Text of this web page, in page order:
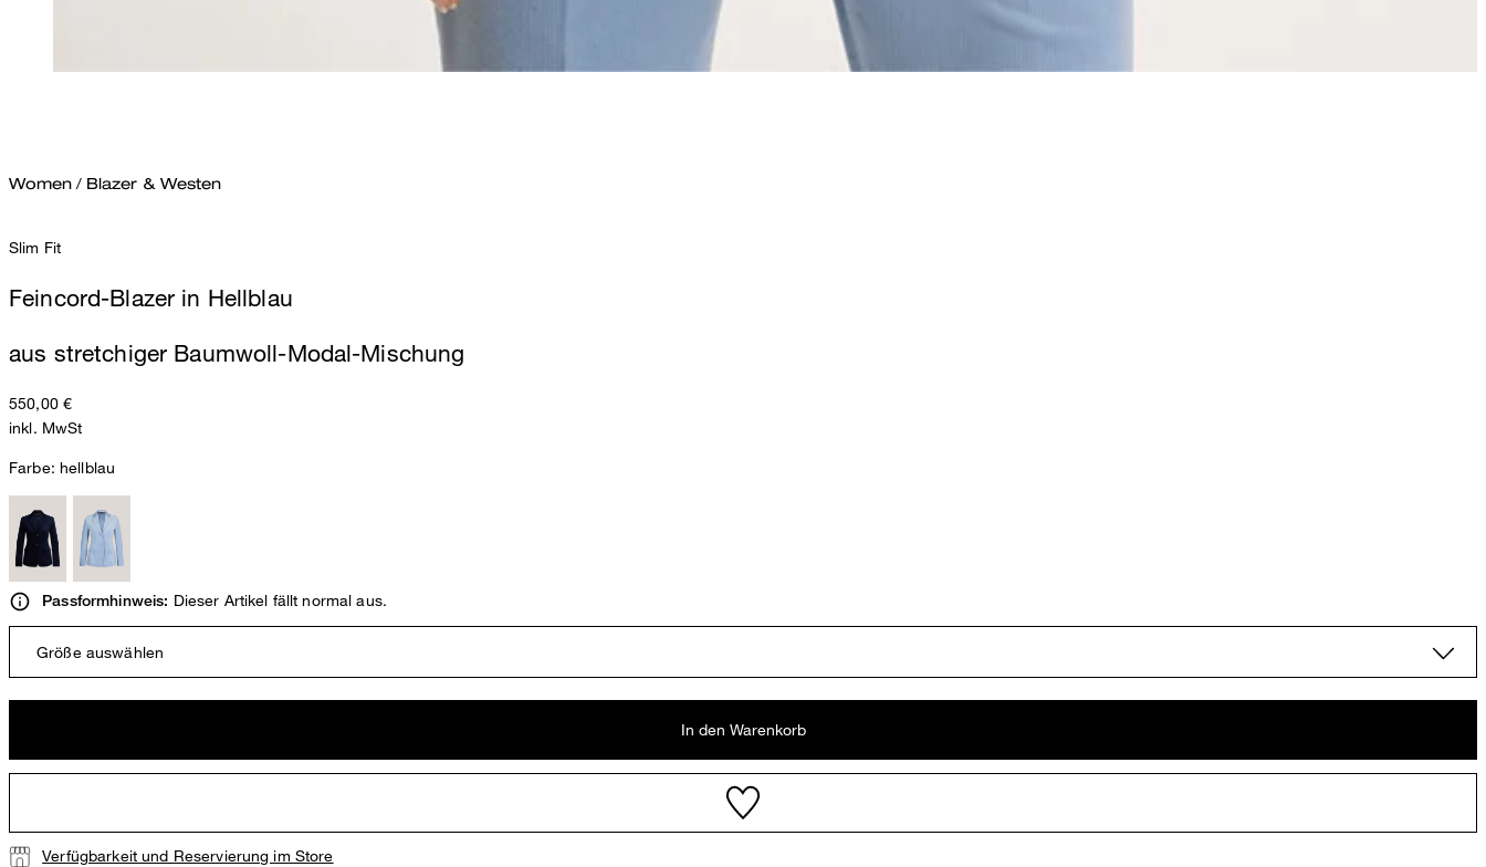
Women / Blazer & Westen
Slim Fit
Feincord-Blazer in Hellblau
aus stretchiger Baumwoll-Modal-Mischung
550,00 €
inkl. MwSt
Farbe: hellblau
Passformhinweis: Dieser Artikel fällt normal aus.
Größe auswählen
In den Warenkorb
Verfügbarkeit und Reservierung im Store